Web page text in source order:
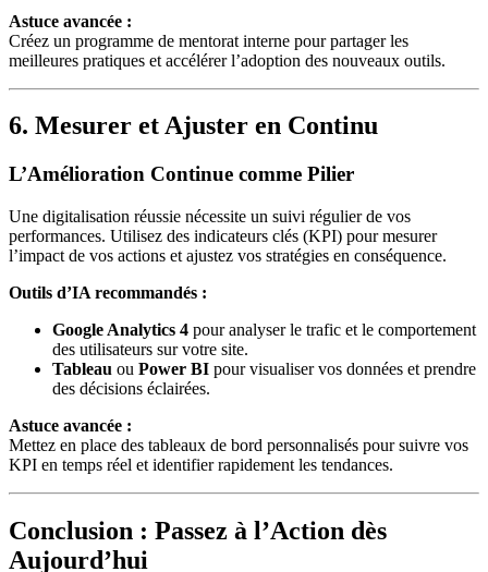
Astuce avancée :
Créez un programme de mentorat interne pour partager les
meilleures pratiques et accélérer l’adoption des nouveaux outils.
6. Mesurer et Ajuster en Continu
L’Amélioration Continue comme Pilier
Une digitalisation réussie nécessite un suivi régulier de vos
performances. Utilisez des indicateurs clés (KPI) pour mesurer
l’impact de vos actions et ajustez vos stratégies en conséquence.
Outils d’IA recommandés :
Google Analytics 4 pour analyser le trafic et le comportement
des utilisateurs sur votre site.
Tableau ou Power BI pour visualiser vos données et prendre
des décisions éclairées.
Astuce avancée :
Mettez en place des tableaux de bord personnalisés pour suivre vos
KPI en temps réel et identifier rapidement les tendances.
Conclusion : Passez à l’Action dès
Aujourd’hui